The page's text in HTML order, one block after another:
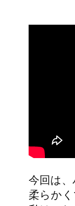
今回は、
柔らか